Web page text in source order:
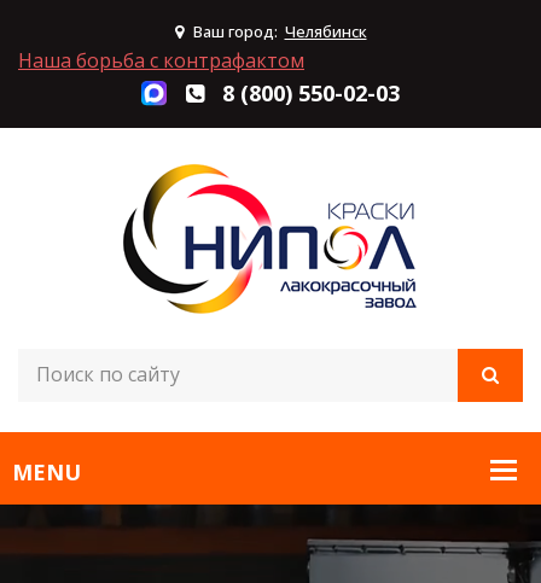
Ваш город: Челябинск
Наша борьба с контрафактом
8 (800) 550-02-03